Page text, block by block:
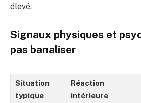
élevé.
Signaux physiques et
pas banaliser
Situation
typique
Réaction
intérieure